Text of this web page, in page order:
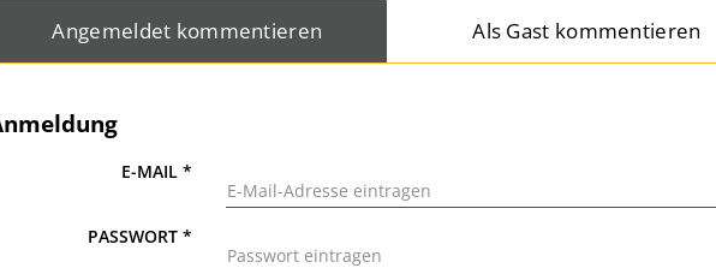
Angemeldet kommentieren Als Gast kommentieren
E-MAIL*
PASSWORT*